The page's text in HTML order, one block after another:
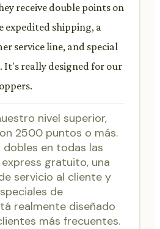
receive double points on
expedited shipping, a
service line, and special
It's really designed for our
nivel superior,
2500 puntos o más.
dobles en todas las
gratuito, una
servicio al cliente y
de
realmente diseñado
más frecuentes.